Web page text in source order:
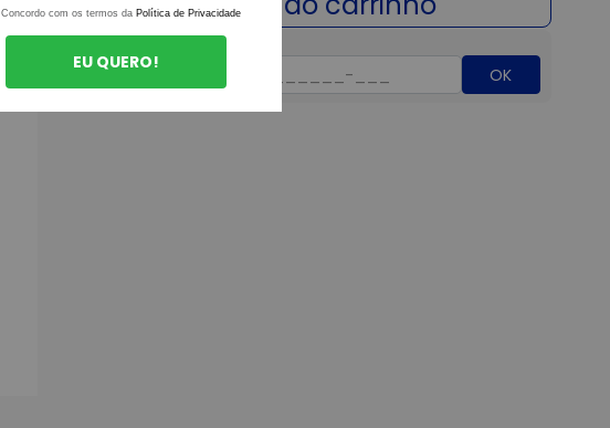
OK
Concordo com os termos da Política de Privacidade
EU QUERO!